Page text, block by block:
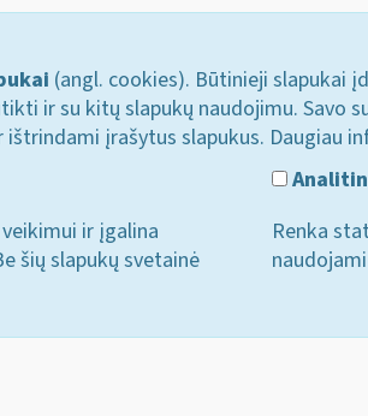
(angl. cookies). Būtinieji slapukai
ir su kitų slapukų naudojimu. Savo
įrašytus slapukus. Daugiau
ir įgalina
šių slapukų svetainė
Renka